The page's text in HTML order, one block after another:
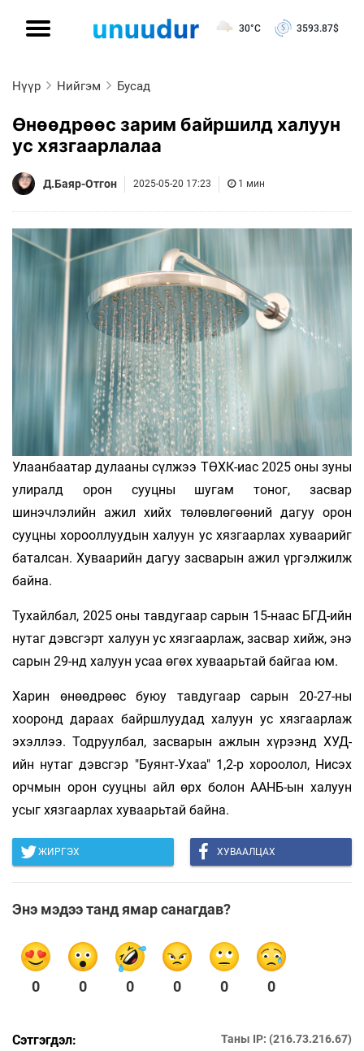
30°C 3593.87$
Нүүр Нийгэм Бусад
Өнөөдрөөс зарим байршилд халуун
ус хязгаарлалаа
Д.Баяр-Отгон 2025-05-20 17:23 1 мин
Улаанбаатар дулааны сүлжээ ТӨХК-иас 2025 оны зуны
улиралд орон сууцны шугам тоног, засвар
шинэчлэлийн ажил хийх төлөвлөгөөний дагуу орон
сууцны хорооллуудын халуун ус хязгаарлах хуваарийг
баталсан. Хуваарийн дагуу засварын ажил үргэлжилж
байна.
Тухайлбал, 2025 оны тавдугаар сарын 15-наас БГД-ийн
нутаг дэвсгэрт халуун ус хязгаарлаж, засвар хийж, энэ
сарын 29-нд халуун усаа өгөх хуваарьтай байгаа юм.
Харин өнөөдрөөс буюу тавдугаар сарын 20-27-ны
хооронд дараах байршлуудад халуун ус хязгаарлаж
эхэллээ. Тодруулбал, засварын ажлын хүрээнд ХУД-
ийн нутаг дэвсгэр "Буянт-Ухаа" 1,2-р хороолол, Нисэх
орчмын орон сууцны айл өрх болон ААНБ-ын халуун
усыг хязгаарлах хуваарьтай байна.
ЖИРГЭХ ХУВААЛЦАХ
Энэ мэдээ танд ямар санагдав?
0 0 0 0 0 0
Сэтгэгдэл: Таны IP: (216.73.216.67)